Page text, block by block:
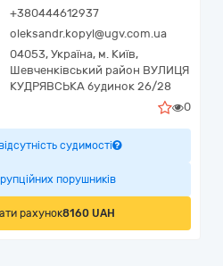
+380444612937
oleksandr.kopyl@ugv.com.ua
04053, Україна, м. Київ,
Шевченківський район ВУЛИЦЯ
КУДРЯВСЬКА будинок 26/28
0
судимості
порушників
рахунок8160 UAH